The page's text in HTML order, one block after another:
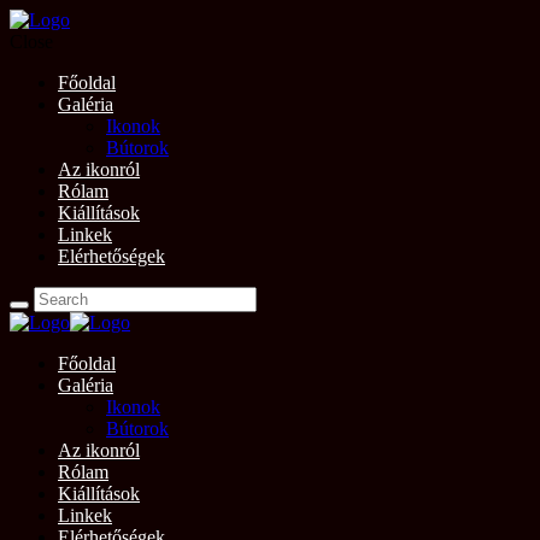
Főoldal
Galéria
Ikonok
Bútorok
Az ikonról
Rólam
Kiállítások
Linkek
Elérhetőségek
Főoldal
Galéria
Ikonok
Bútorok
Az ikonról
Rólam
Kiállítások
Linkek